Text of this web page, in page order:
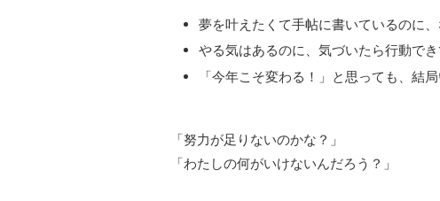
夢を叶えたくて手帖に書いているのに
やる気はあるのに、気づいたら行動で
「今年こそ変わる！」と思っても、結
「努力が足りないのかな？」
「わたしの何がいけないんだろう？」